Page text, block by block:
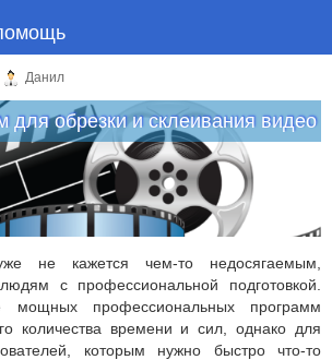
Данил
для обрезки и склеивания видео
не кажется чем-то недосягаемым,
с профессиональной подготовкой.
мощных профессиональных программ
количества времени и сил, однако для
которым нужно быстро что-то